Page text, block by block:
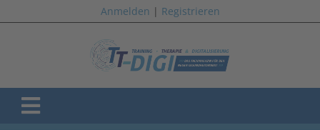
Anmelden | Registrieren